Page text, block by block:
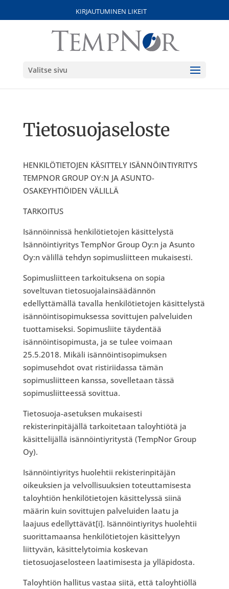
KIRJAUTUMINEN LIKEIT
Valitse sivu
Tietosuojaseloste
HENKILÖTIETOJEN KÄSITTELY ISÄNNÖINTIYRITYS
TEMPNOR GROUP OY:N JA ASUNTO-
OSAKEYHTIÖIDEN VÄLILLÄ
TARKOITUS
Isännöinnissä henkilötietojen käsittelystä
Isännöintiyritys TempNor Group Oy:n ja Asunto
Oy:n välillä tehdyn sopimusliitteen mukaisesti.
Sopimusliitteen tarkoituksena on sopia
soveltuvan tietosuojalainsäädännön
edellyttämällä tavalla henkilötietojen käsittelystä
isännöintisopimuksessa sovittujen palveluiden
tuottamiseksi. Sopimusliite täydentää
isännöintisopimusta, ja se tulee voimaan
25.5.2018. Mikäli isännöintisopimuksen
sopimusehdot ovat ristiriidassa tämän
sopimusliitteen kanssa, sovelletaan tässä
sopimusliitteessä sovittua.
Tietosuoja-asetuksen mukaisesti
rekisterinpitäjällä tarkoitetaan taloyhtiötä ja
käsittelijällä isännöintiyritystä (TempNor Group
Oy).
Isännöintiyritys huolehtii rekisterinpitäjän
oikeuksien ja velvollisuuksien toteuttamisesta
taloyhtiön henkilötietojen käsittelyssä siinä
määrin kuin sovittujen palveluiden laatu ja
laajuus edellyttävät[i]. Isännöintiyritys huolehtii
suorittamaansa henkilötietojen käsittelyyn
liittyvän, käsittelytoimia koskevan
tietosuojaselosteen laatimisesta ja ylläpidosta.
Taloyhtiön hallitus vastaa siitä, että taloyhtiöllä